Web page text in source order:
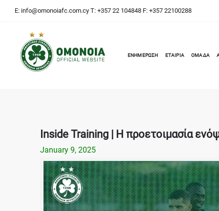
E: info@omonoiafc.com.cy T: +357 22 104848 F: +357 22100288
ΕΝΗΜΕΡΩΣΗ ΕΤΑΙΡΙΑ ΟΜΑΔΑ
Inside Training | Η προετοιμασία
January 9, 2025